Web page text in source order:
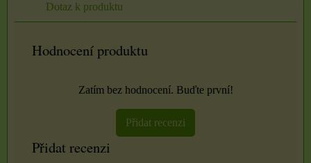
Dotaz k produktu
Hodnocení produktu
Zatím bez hodnocení. Buďte první!
Přidat recenzi
Přidat recenzi